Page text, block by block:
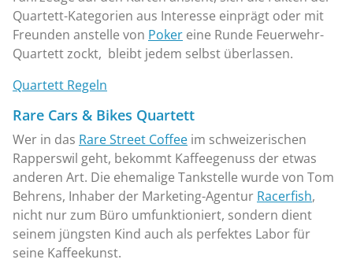
Quartett-Kategorien aus Interesse einprägt oder mit
Freunden anstelle von Poker eine Runde Feuerwehr-
Quartett zockt, bleibt jedem selbst überlassen.
Quartett Regeln
Rare Cars & Bikes Quartett
Wer in das Rare Street Coffee im schweizerischen
Rapperswil geht, bekommt Kaffeegenuss der etwas
anderen Art. Die ehemalige Tankstelle wurde von Tom
Behrens, Inhaber der Marketing-Agentur Racerfish,
nicht nur zum Büro umfunktioniert, sondern dient
seinem jüngsten Kind auch als perfektes Labor für
seine Kaffeekunst.